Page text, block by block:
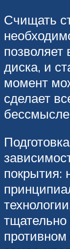
Счищать
позволяет
диска, и
момент
сделает
покрытия:
тщательно
противном